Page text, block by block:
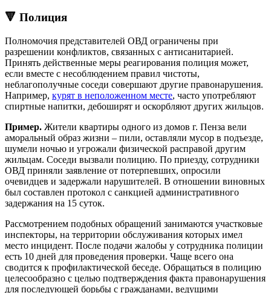
🔻 Полиция
Полномочия представителей ОВД ограничены при
разрешении конфликтов, связанных с антисанитарией.
Принять действенные меры реагирования полиция может,
если вместе с несоблюдением правил чистоты,
неблагополучные соседи совершают другие правонарушения.
Например, курят в неположенном месте, часто употребляют
спиртные напитки, дебоширят и оскорбляют других жильцов.
Пример. Жители квартиры одного из домов г. Пенза вели
аморальный образ жизни – пили, оставляли мусор в подъезде,
шумели ночью и угрожали физической расправой другим
жильцам. Соседи вызвали полицию. По приезду, сотрудники
ОВД приняли заявление от потерпевших, опросили
очевидцев и задержали нарушителей. В отношении виновных
был составлен протокол с санкцией административного
задержания на 15 суток.
Рассмотрением подобных обращений занимаются участковые
инспекторы, на территории обслуживания которых имел
место инцидент. После подачи жалобы у сотрудника полиции
есть 10 дней для проведения проверки. Чаще всего она
сводится к профилактической беседе. Обращаться в полицию
целесообразно с целью подтверждения факта правонарушения
для последующей борьбы с гражданами, ведущими